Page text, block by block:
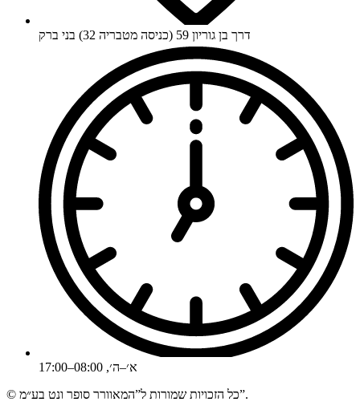
דרך בן גוריון 59 (כניסה מטבריה 32) בני ברק
א׳–ה׳, 08:00–17:00
© כל הזכויות שמורות ל”המאוורר סופר ונט בע״מ”.